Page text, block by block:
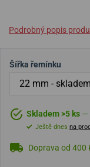
Podrobný popis
Šířka řemínku
Skladem >5 ks —
Ještě dnes na
Doprava od 400